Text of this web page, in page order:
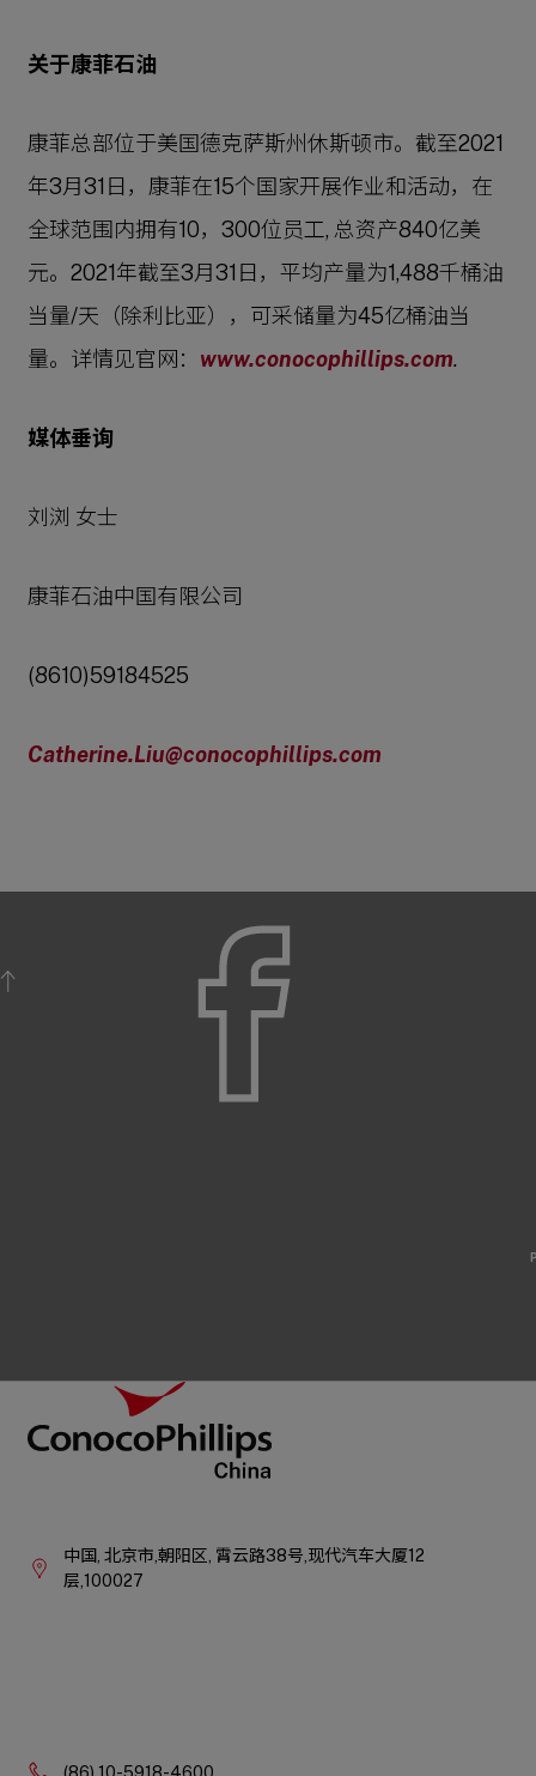
关于康菲石油
康菲总部位于美国德克萨斯州休斯顿市。截至2021
年3月31日，康菲在15个国家开展作业和活动，在
全球范围内拥有10，300位员工, 总资产840亿美
元。2021年截至3月31日，平均产量为1,488千桶油
当量/天（除利比亚），可采储量为45亿桶油当
量。详情见官网： www.conocophillips.com.
媒体垂询
刘浏 女士
康菲石油中国有限公司
(8610)59184525
Catherine.Liu@conocophillips.com
BACK TO TOP
Footer
ConocoPhillips China
中国, 北京市,朝阳区, 霄云路38号,现代汽车大厦12
层,100027
Phone:
(86) 10-5918-4600